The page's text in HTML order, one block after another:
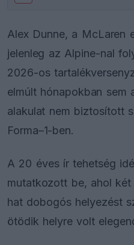
Alex Dunne, a McLaren
jelenleg az Alpine-nal
2026-os
elmúlt hónapokban sem
alakulat nem biztosított
Forma–1-ben.
A 20 éves ír tehetség
mutatkozott be, ahol
hat dobogós helyezést
ötödik helyre volt